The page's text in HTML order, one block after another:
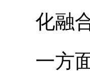
化融
一方